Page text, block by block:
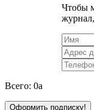
Чтобы
Всего: 0a
Оформить подписку!